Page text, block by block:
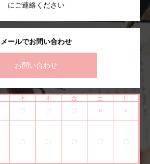
メールでお問い合わせ
お問い合わせ
にご連絡ください
水 木 金 土
日
〇 〇 〇 ×
×
〇 〇 〇 〇 〇